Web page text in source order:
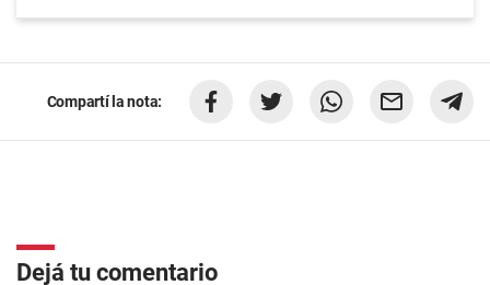
Compartí la nota:
Dejá tu comentario